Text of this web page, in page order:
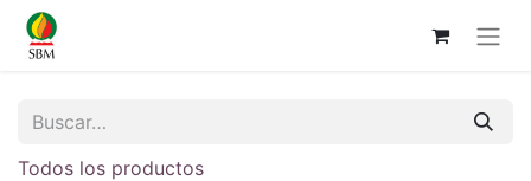
Todos los productos